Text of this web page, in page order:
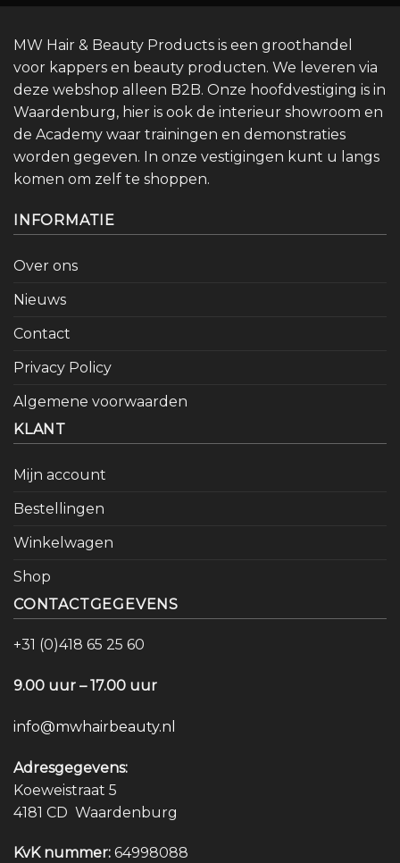
MW Hair & Beauty Products is een groothandel
voor kappers en beauty producten. We leveren via
deze webshop alleen B2B. Onze hoofdvestiging is in
Waardenburg, hier is ook de interieur showroom en
de Academy waar trainingen en demonstraties
worden gegeven. In onze vestigingen kunt u langs
komen om zelf te shoppen.
INFORMATIE
Over ons
Nieuws
Contact
Privacy Policy
Algemene voorwaarden
KLANT
Mijn account
Bestellingen
Winkelwagen
Shop
CONTACTGEGEVENS
+31 (0)418 65 25 60
9.00 uur – 17.00 uur
info@mwhairbeauty.nl
Adresgegevens:
Koeweistraat 5
4181 CD Waardenburg
KvK nummer: 64998088